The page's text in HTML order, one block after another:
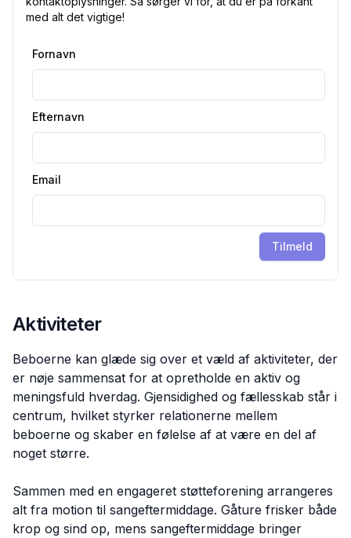
med alt det vigtige!
Fornavn
Efternavn
Email
Tilmeld
Aktiviteter
Beboerne kan glæde sig over et væld af aktiviteter, der
er nøje sammensat for at opretholde en aktiv og
meningsfuld hverdag. Gjensidighed og fællesskab står i
centrum, hvilket styrker relationerne mellem
beboerne og skaber en følelse af at være en del af
noget større.
Sammen med en engageret støtteforening arrangeres
alt fra motion til sangeftermiddage. Gåture frisker både
krop og sind op, mens sangeftermiddage bringer